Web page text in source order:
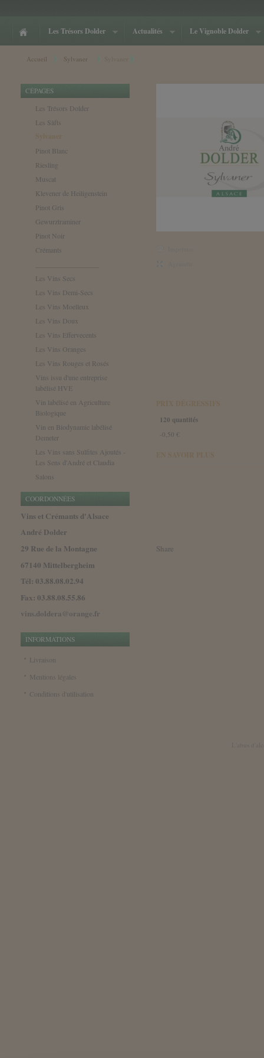
Les Trésors Dolder Actualités Le Vignoble Dolder
CÉPAGES
Les Trésors Dolder
Les Sàfts
Pinot Blanc
Riesling
Muscat
Klevener de Heiligenstein
Pinot Gris
Gewurztraminer
Pinot Noir
Crémants
Les Vins Secs
Les Vins Demi-Secs
Les Vins Moelleux
Les Vins Doux
Les Vins Effervecents
Les Vins Oranges
Les Vins Rouges et Rosés
Vins issu d'une entreprise
labélisé HVE
Vin labélisé en Agriculture
Biologique
Vin en Biodynamie labélisé
Demeter
Les Vins sans Sulfites Ajoutés -
Les Sens d'André et Claudia
Salons
COORDONNÉES
Vins et Crémants d'Alsace
André Dolder
29 Rue de la Montagne
67140 Mittelbergheim
Tél: 03.88.08.02.94
Fax: 03.88.08.55.86
vins.doldera@orange.fr
INFORMATIONS
Livraison
Mentions légales
Conditions d'utilisation
Accueil Sylvaner
120 quantités
-0,50 €
Share